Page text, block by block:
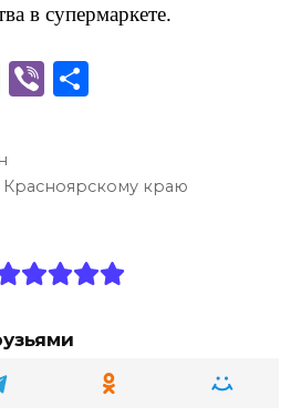
в супермаркете.
W
a
ts
p
p
Vi
р
в
и
ь
краю